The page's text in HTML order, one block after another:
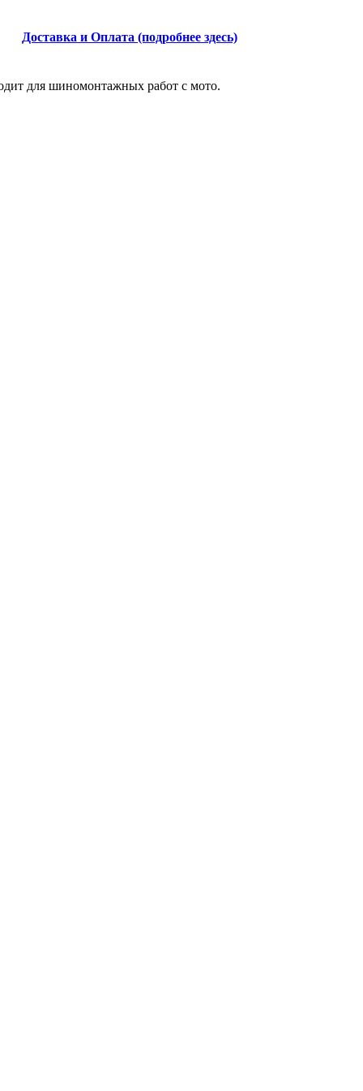
Доставка и Оплата (подробнее здесь)
для шиномонтажных работ с мото.